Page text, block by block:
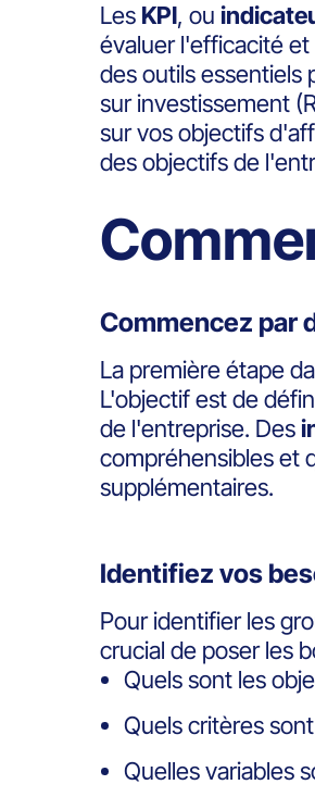
Les KPI, ou
évaluer l'efficacité
des outils essentiels
sur investissement
sur vos objectifs
des objectifs de
Commencez par
La première étape
L'objectif est de
de l'entreprise. Des
compréhensibles et
supplémentaires.
Identifiez vos
Pour identifier les
crucial de poser les
Quels sont les
Quels critères
Quelles variables